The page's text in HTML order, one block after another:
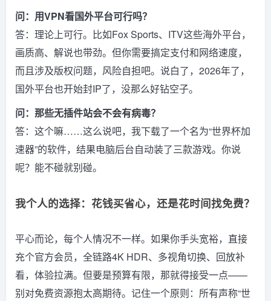
问：用VPN看国外平台可行吗？
答：理论上可行。比如Fox Sports、ITV这些海外平台，
画质高、解说也带劲。但你需要搞定支付和网络速度，
而且涉及版权问题，风险自担吧。说白了，2026年了，
国外平台也开始封IP了，没那么好钻空子。
问：那些无插件站会不会有病毒？
答：这个嘛……这么说吧，我下载了一个名为“世界杯加
速器”的软件，结果电脑后台自动装了三款游戏。你说
呢？能不碰就别碰。
我个人的选择：花钱买省心，还是花时间找免费？
平心而论，每个人情况不一样。如果你手头宽裕，直接
充个官方会员，全链路4K HDR、多视角切换、回放补
看，体验拉满。但要是预算有限，那就得接受一点——
别对免费资源抱太高期待。记住一个原则：所有声称“世